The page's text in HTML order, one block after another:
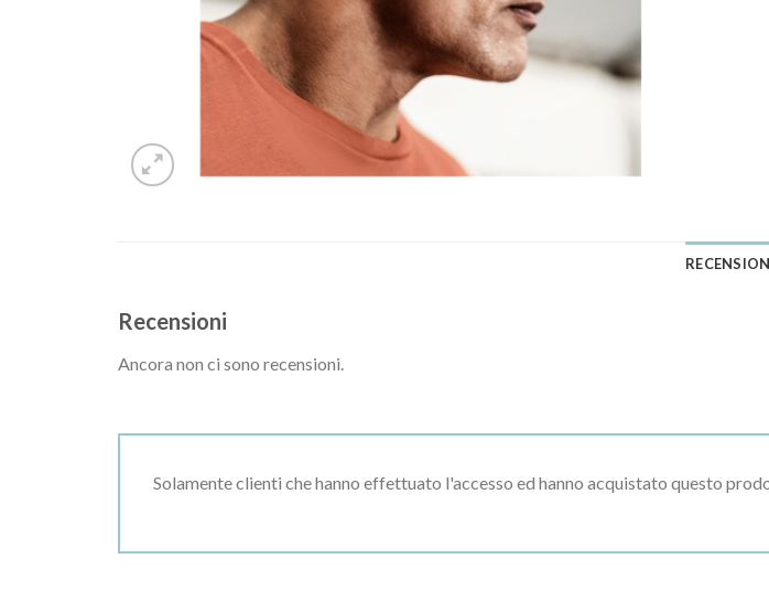
Recensioni
Ancora non ci sono recensioni.
Solamente clienti che hanno effettuato l'accesso ed hanno acquistato questo